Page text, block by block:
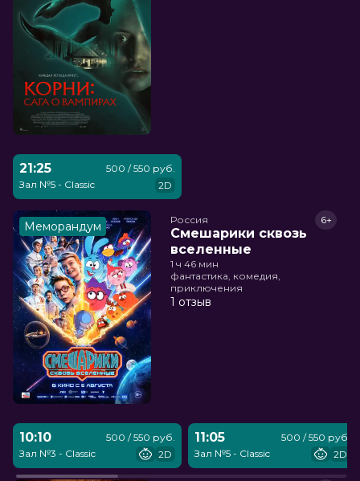
21:25
Зал №5 - Classic
500 / 550 руб.
2D
Меморандум Россия
Смешарики сквозь
вселенные
6+
1 ч 46 мин
фантастика, комедия,
приключения
1 отзыв
10:10
Зал №3 - Classic
500 / 550 руб.
2D
11:05
Зал №5 - Classic
500 / 550 руб.
2D